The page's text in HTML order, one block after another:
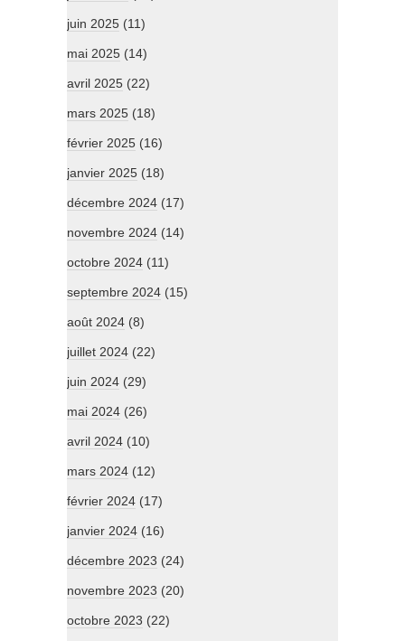
juin 2025 (11)
mai 2025 (14)
avril 2025 (22)
mars 2025 (18)
février 2025 (16)
janvier 2025 (18)
décembre 2024 (17)
novembre 2024 (14)
octobre 2024 (11)
septembre 2024 (15)
août 2024 (8)
juillet 2024 (22)
juin 2024 (29)
mai 2024 (26)
avril 2024 (10)
mars 2024 (12)
février 2024 (17)
janvier 2024 (16)
décembre 2023 (24)
novembre 2023 (20)
octobre 2023 (22)